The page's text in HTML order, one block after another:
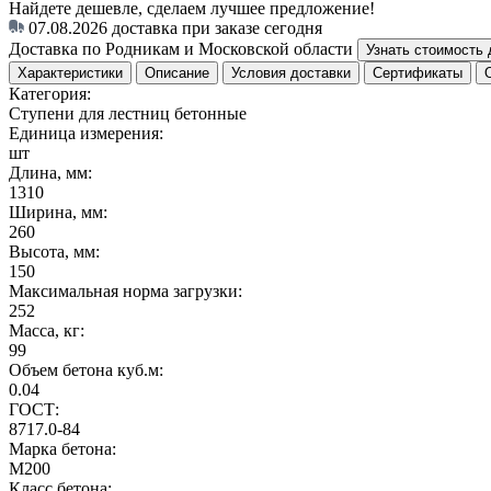
Найдете дешевле, сделаем лучшее предложение!
07.08.2026 доставка при заказе сегодня
Доставка по Родникам и Московской области
Узнать стоимость
Характеристики
Описание Условия доставки Сертификаты
Категория:
Ступени для лестниц бетонные
Единица измерения:
шт
Длина, мм:
1310
Ширина, мм:
260
Высота, мм:
150
Максимальная норма загрузки:
252
Масса, кг:
99
Объем бетона куб.м:
0.04
ГОСТ:
8717.0-84
Марка бетона:
M200